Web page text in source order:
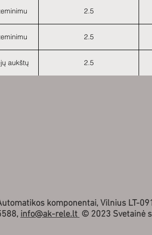
2.5
2.5
aukštų 2.5
komponentai, Vilnius LT-
info@ak-rele.lt © 2023 Svetainė